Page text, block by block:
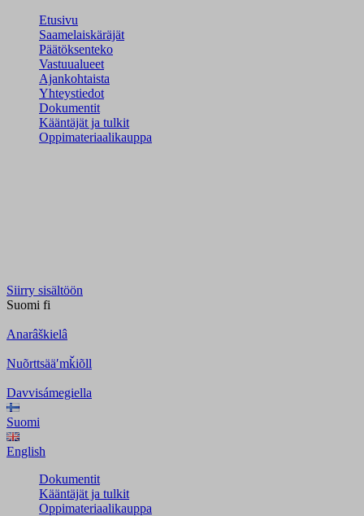
Etusivu
Saamelaiskäräjät
Päätöksenteko
Vastuualueet
Ajankohtaista
Yhteystiedot
Dokumentit
Kääntäjät ja tulkit
Oppimateriaalikauppa
Siirry sisältöön
Suomi fi
Anarâškielâ
Nuõrttsääʹmǩiõll
Davvisámegiella
Suomi
English
Dokumentit
Kääntäjät ja tulkit
Oppimateriaalikauppa